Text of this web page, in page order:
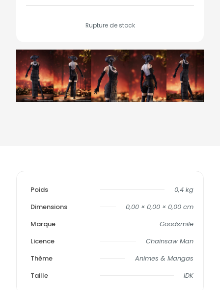
Rupture de stock
Poids
0,4 kg
Dimensions
0,00 × 0,00 × 0,00 cm
Marque
Goodsmile
Licence
Chainsaw Man
Thème
Animes & Mangas
Taille
IDK